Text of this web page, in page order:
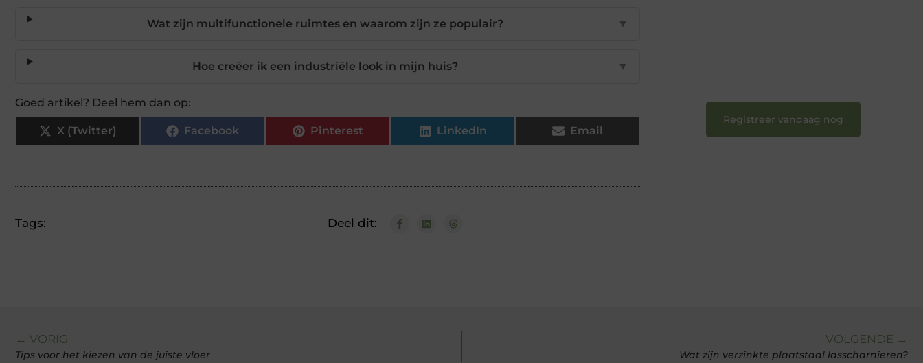
Wat zijn multifunctionele ruimtes en waarom zijn ze populair? ▼
Hoe creëer ik een industriële look in mijn huis? ▼
Goed artikel? Deel hem dan op:
X (Twitter) Facebook Pinterest LinkedIn Email
Tags: Deel dit:
Registreer vandaag nog
← VORIG
Tips voor het kiezen van de juiste vloer
VOLGENDE →
Wat zijn verzinkte plaatstaal lasscharnieren?